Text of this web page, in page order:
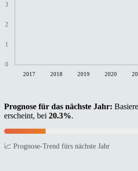
0
1
2
3
2017 2018 2019 2020
Prognose für das nächste Jahr:
erscheint, bei 20.3%.
📈 Prognose-Trend fürs nächste Jahr